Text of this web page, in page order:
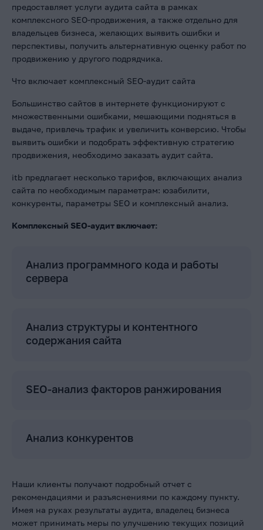
предоставляет услуги аудита сайта в рамках
комплексного SEO-продвижения, а также отдельно для
владельцев бизнеса, желающих выявить ошибки и
перспективы, получить альтернативную оценку работ по
продвижению у другого подрядчика.
Что включает комплексный SEO-аудит сайта
Большинство сайтов в интернете функционируют с
множественными ошибками, мешающими подняться в
выдаче, привлечь трафик и увеличить конверсию. Чтобы
выявить ошибки и подобрать эффективную стратегию
продвижения, необходимо заказать аудит сайта.
itb предлагает несколько тарифов, включающих анализ
сайта по необходимым параметрам: юзабилити,
конкуренты, параметры SEO и комплексный анализ.
Комплексный SEO-аудит включает:
Анализ программного кода и работы
сервера
Анализ структуры и контентного
содержания сайта
SEO-анализ факторов ранжирования
Анализ конкурентов
Наши клиенты получают подробный отчет с
рекомендациями и разъяснениями по каждому пункту.
Имея на руках результаты аудита, владелец бизнеса
может принимать меры по улучшению текущих позиций